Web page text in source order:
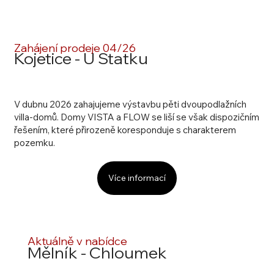
Aktuálně v nabídce
Mělník - Chloumek
Zahájení prodeje 04/26
Kojetice - U Statku
V dubnu 2026 zahajujeme výstavbu pěti dvoupodlažních
villa-domů. Domy VISTA a FLOW se liší se však dispozičním
řešením, které přirozeně koresponduje s charakterem
pozemku.
Více informací